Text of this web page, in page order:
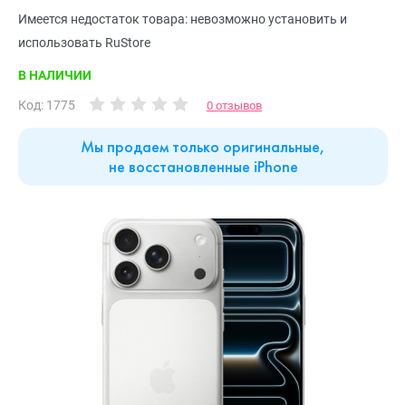
Имеется недостаток товара: невозможно установить и
использовать RuStore
В НАЛИЧИИ
Код: 1775 0 отзывов
Мы продаем только оригинальные,
не восстановленные iPhone